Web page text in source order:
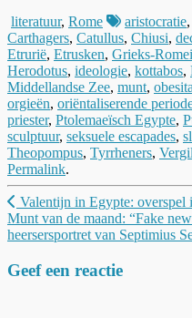
literatuur, Rome aristocratie,
Carthagers, Catullus, Chiusi,
Etrurië, Etrusken, Grieks-
Herodotus, ideologie, kottabos,
Middellandse Zee, munt,
orgieën, oriëntaliserende
priester, Ptolemaeïsch Egypte,
sculptuur, seksuele escapades,
Theopompus, Tyrrheners,
Permalink.
Berichtnavigatie
Valentijn in Egypte: overspel
Munt van de maand: “Fake
heersersportret van Septimius
Geef een reactie